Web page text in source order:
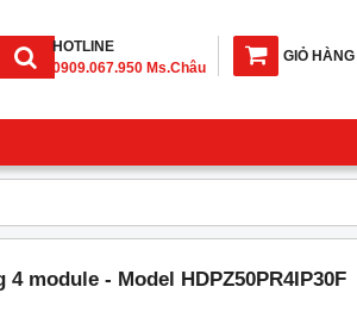
GIỎ HÀNG
HOTLINE
0909.067.950 Ms.Châu
module - Model HDPZ50PR4IP30F